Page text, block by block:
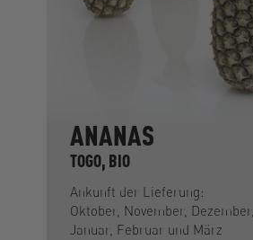
ANANAS
TOGO, BIO
Ankunft der Lieferung:
Oktober, November, Dezember,
Januar, Februar und März